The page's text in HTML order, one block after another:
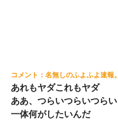
名無しのふよふよ速報。
あれもヤダこれもヤダ
ああ、つらいつらいつらい
一体何がしたいんだ